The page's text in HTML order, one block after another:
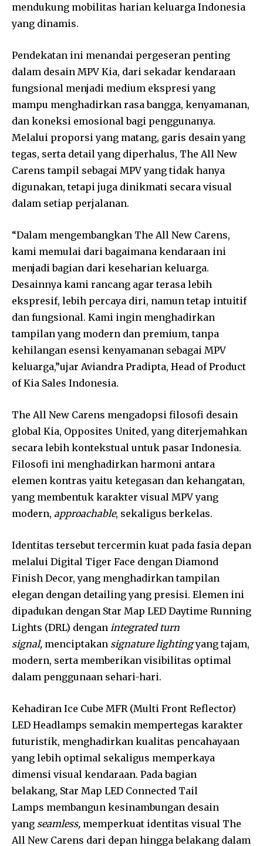
mendukung mobilitas harian keluarga Indonesia
yang dinamis.
Pendekatan ini menandai pergeseran penting
dalam desain MPV Kia, dari sekadar kendaraan
fungsional menjadi medium ekspresi yang
mampu menghadirkan rasa bangga, kenyamanan,
dan koneksi emosional bagi penggunanya.
Melalui proporsi yang matang, garis desain yang
tegas, serta detail yang diperhalus, The All New
Carens tampil sebagai MPV yang tidak hanya
digunakan, tetapi juga dinikmati secara visual
dalam setiap perjalanan.
“Dalam mengembangkan The All New Carens,
kami memulai dari bagaimana kendaraan ini
menjadi bagian dari keseharian keluarga.
Desainnya kami rancang agar terasa lebih
ekspresif, lebih percaya diri, namun tetap intuitif
dan fungsional. Kami ingin menghadirkan
tampilan yang modern dan premium, tanpa
kehilangan esensi kenyamanan sebagai MPV
keluarga,”ujar Aviandra Pradipta, Head of Product
of Kia Sales Indonesia.
The All New Carens mengadopsi filosofi desain
global Kia, Opposites United, yang diterjemahkan
secara lebih kontekstual untuk pasar Indonesia.
Filosofi ini menghadirkan harmoni antara
elemen kontras yaitu ketegasan dan kehangatan,
yang membentuk karakter visual MPV yang
modern, approachable, sekaligus berkelas.
Identitas tersebut tercermin kuat pada fasia depan
melalui Digital Tiger Face dengan Diamond
Finish Decor, yang menghadirkan tampilan
elegan dengan detailing yang presisi. Elemen ini
dipadukan dengan Star Map LED Daytime Running
Lights (DRL) dengan integrated turn
signal, menciptakan signature lightingyang tajam,
modern, serta memberikan visibilitas optimal
dalam penggunaan sehari-hari.
Kehadiran Ice Cube MFR (Multi Front Reflector)
LED Headlamps semakin mempertegas karakter
futuristik, menghadirkan kualitas pencahayaan
yang lebih optimal sekaligus memperkaya
dimensi visual kendaraan. Pada bagian
belakang, Star Map LED Connected Tail
Lamps membangun kesinambungan desain
yang seamless, memperkuat identitas visual The
All New Carens dari depan hingga belakang dalam